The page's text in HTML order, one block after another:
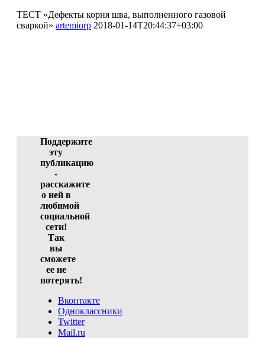
ТЕСТ «Дефекты корня шва, выполненного газовой
сваркой» artemiorp 2018-01-14T20:44:37+03:00
Поддержите
эту
публикацию
-
расскажите
о ней в
любимой
социальной
сети!
Так
вы
сможете
ее не
потерять!
Вконтакте
Одноклассники
Twitter
Mail.ru